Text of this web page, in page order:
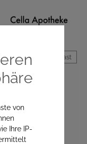
Hoher Kontrast
von
Ihre IP-